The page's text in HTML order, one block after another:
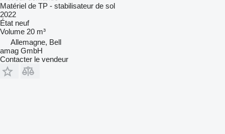
Matériel de TP - stabilisateur de sol
2022
État neuf
Volume 20 m³
Allemagne, Bell
amag GmbH
Contacter le vendeur